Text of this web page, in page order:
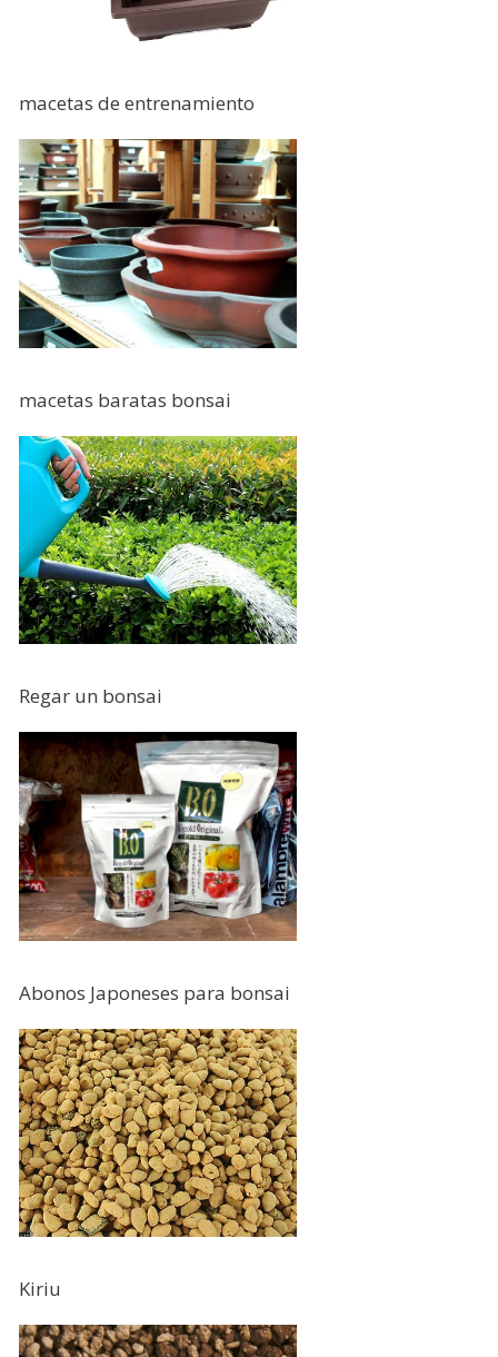
macetas de entrenamiento
macetas baratas bonsai
Regar un bonsai
Abonos Japoneses para bonsai
Kiriu